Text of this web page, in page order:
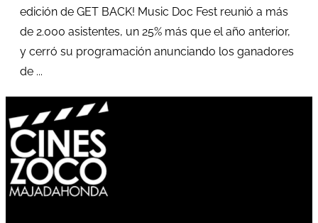
edición de GET BACK! Music Doc Fest reunió a más
de 2.000 asistentes, un 25% más que el año anterior,
y cerró su programación anunciando los ganadores
de ...